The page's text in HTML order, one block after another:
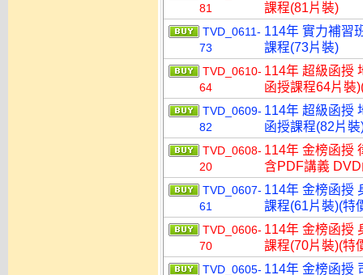
81
課程(81片裝)
TVD_0611-
73
114年 實力補習
課程(73片裝)
TVD_0610-
64
114年 超級函授
函授課程64片裝
TVD_0609-
82
114年 超級函授
函授課程(82片
TVD_0608-
20
114年 金榜函授
含PDF講義
TVD_0607-
61
114年 金榜函授
課程(61片裝)(特
TVD_0606-
70
114年 金榜函授
課程(70片裝)(特
TVD_0605- 114年 金榜函授